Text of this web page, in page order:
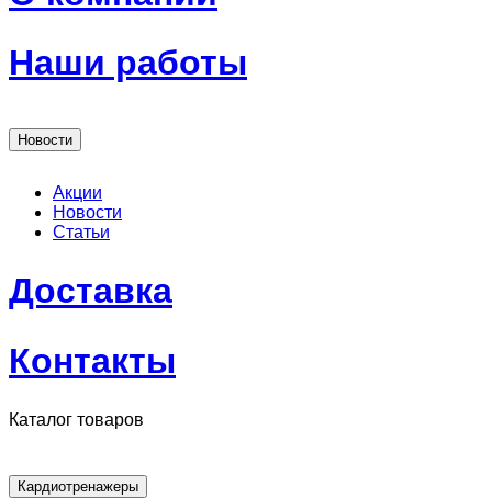
Наши работы
Новости
Акции
Новости
Статьи
Доставка
Контакты
Каталог товаров
Кардиотренажеры